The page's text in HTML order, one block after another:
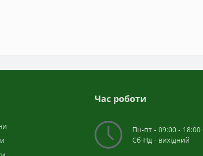
Час роботи
Пн-пт - 09:00 - 18:00
Сб-Нд - вихідний